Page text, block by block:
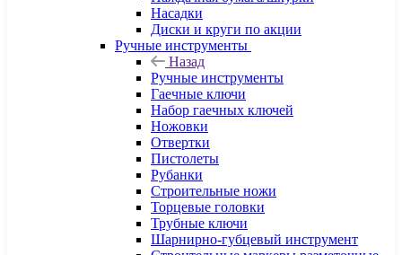
Насадки
Диски и круги по акции
Ручные инструменты
Назад
Ручные инструменты
Гаечные ключи
Набор гаечных ключей
Ножовки
Отвертки
Пистолеты
Рубанки
Строительные ножи
Торцевые головки
Трубные ключи
Шарнирно-губцевый инструмент